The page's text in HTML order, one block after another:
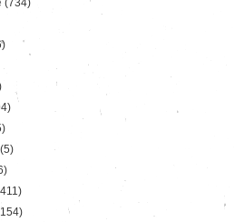
(734)
(5)